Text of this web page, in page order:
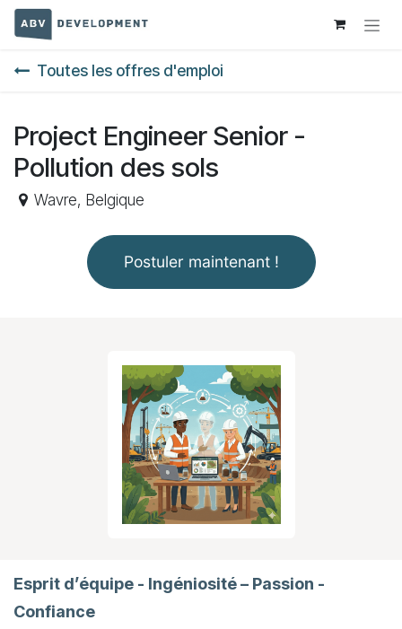
Se rendre au contenu
Toutes les offres d'emploi
Project Engineer Senior -
Pollution des sols
Wavre, Belgique
Postuler maintenant !
Esprit d’équipe - Ingéniosité – Passion -
Confiance